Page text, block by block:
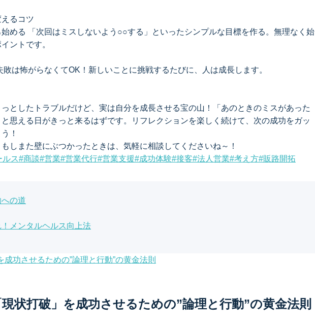
るコツ
める 「次回はミスしないよう○○する」といったシンプルな目標を作る。無理なく始
ントです。
敗は怖がらなくてOK！新しいことに挑戦するたびに、人は成長します。
としたトラブルだけど、実は自分を成長させる宝の山！「あのときのミスがあった
思える日がきっと来るはずです。リフレクションを楽しく続けて、次の成功をガッ
！
しまた壁にぶつかったときは、気軽に相談してくださいね～！
ルス#商談#営業#営業代行#営業支援#成功体験#接客#法人営業#考え方#販路開拓
の道
メンタルヘルス向上法
状打破」を成功させるための”論理と行動”の黄金法則